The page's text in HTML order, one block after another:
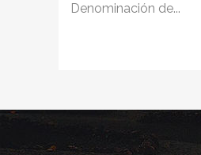
Denominación de...